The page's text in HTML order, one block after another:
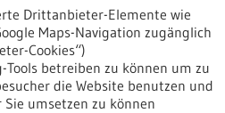
Drittanbieter-Elemente wie
Maps-Navigation zugänglich
Cookies“)
betreiben zu können um zu
die Website benutzen und
umsetzen zu können